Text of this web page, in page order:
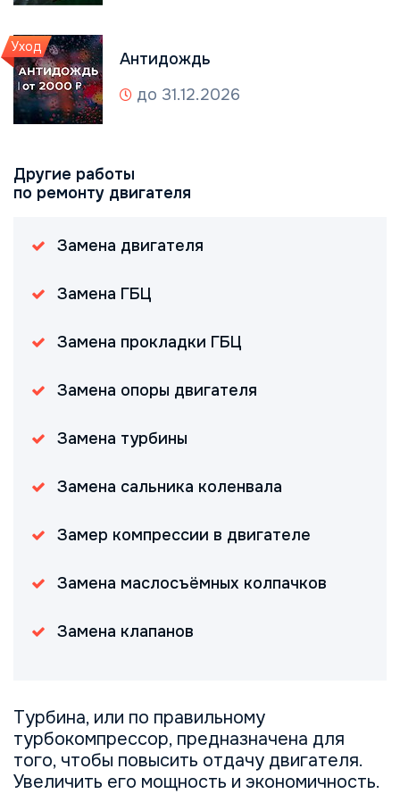
Турбина, или по правильному
турбокомпрессор, предназначена для
того, чтобы повысить отдачу двигателя.
Увеличить его мощность и экономичность.
Уход
Антидождь
до 31.12.2026
Другие работы
по ремонту двигателя
Замена двигателя
Замена ГБЦ
Замена прокладки ГБЦ
Замена опоры двигателя
Замена турбины
Замена сальника коленвала
Замер компрессии в двигателе
Замена маслосъёмных колпачков
Замена клапанов